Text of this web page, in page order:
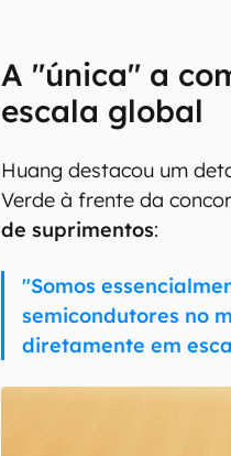
A "única" a
escala global
Huang destacou um
Verde à frente da
de suprimentos:
"Somos
semicondutores no
diretamente em